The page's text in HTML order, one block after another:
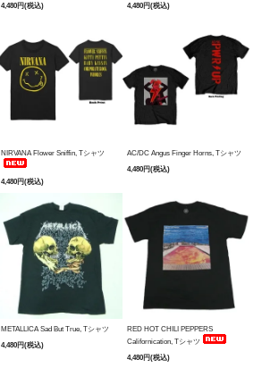
4,480円(税込)
4,480円(税込)
NIRVANA Flower Sniffin, Tシャツ
4,480円(税込)
AC/DC Angus Finger Horns, Tシャツ
4,480円(税込)
METALLICA Sad But True, Tシャツ
4,480円(税込)
RED HOT CHILI PEPPERS
Californication, Tシャツ
4,480円(税込)